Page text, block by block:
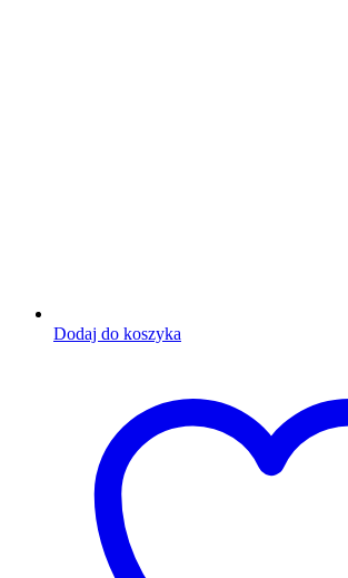
Dodaj do koszyka